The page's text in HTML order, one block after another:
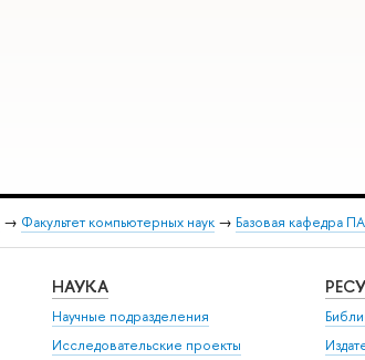
→ Факультет компьютерных наук→ Базовая кафедра
НАУКА
Научные подразделения
Исследовательские проекты